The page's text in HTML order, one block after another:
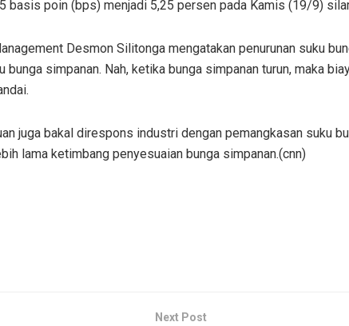
basis poin (bps) menjadi 5,25 persen pada Kamis (19/9)
Desmon Silitonga mengatakan penurunan suku
bunga simpanan. Nah, ketika bunga simpanan turun, maka
juga bakal direspons industri dengan pemangkasan suku
lama ketimbang penyesuaian bunga simpanan.(cnn)
Next Post